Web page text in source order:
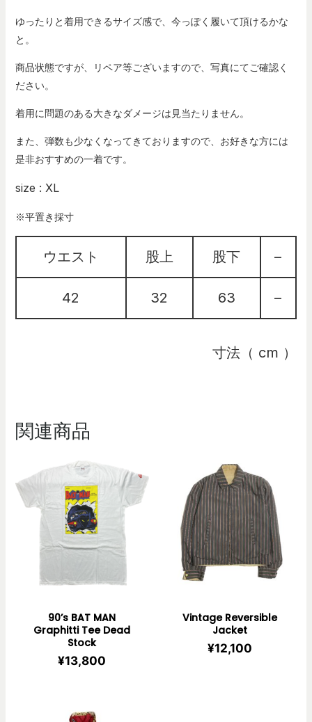
ゆったりと着用できるサイズ感で、今っぽく履いて頂けるかな
と。
商品状態ですが、リペア等ございますので、写真にてご確認く
ださい。
着用に問題のある大きなダメージは見当たりません。
また、弾数も少なくなってきておりますので、お好きな方には
是非おすすめの一着です。
size : XL
※平置き採寸
ウエスト 股上 股下 –
42 32 63 –
寸法（ cm ）
関連商品
90’s BAT MAN
Graphitti Tee Dead
Stock
¥13,800
Vintage Reversible
Jacket
¥12,100